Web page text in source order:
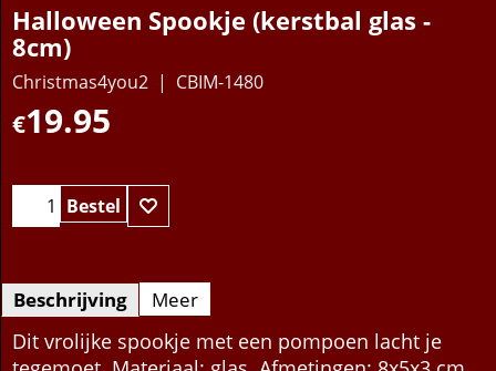
Halloween Spookje (kerstbal glas -
8cm)
Christmas4you2 CBIM-1480
€19.95
Bestel
Beschrijving Meer
Dit vrolijke spookje met een pompoen lacht je